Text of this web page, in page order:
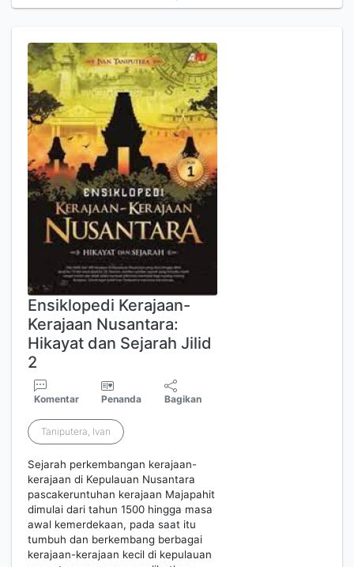
Ensiklopedi Kerajaan-
Kerajaan Nusantara:
Hikayat dan Sejarah Jilid
2
Komentar Penanda Bagikan
Taniputera, Ivan
Sejarah perkembangan kerajaan-
kerajaan di Kepulauan Nusantara
pascakeruntuhan kerajaan Majapahit
dimulai dari tahun 1500 hingga masa
awal kemerdekaan, pada saat itu
tumbuh dan berkembang berbagai
kerajaan-kerajaan kecil di kepulauan